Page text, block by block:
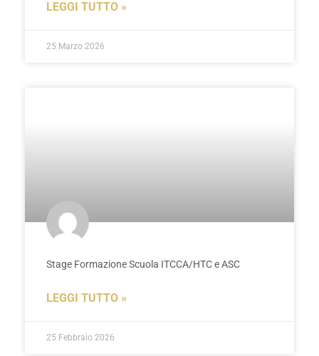
LEGGI TUTTO »
25 Marzo 2026
Stage Formazione Scuola ITCCA/HTC e ASC
LEGGI TUTTO »
25 Febbraio 2026